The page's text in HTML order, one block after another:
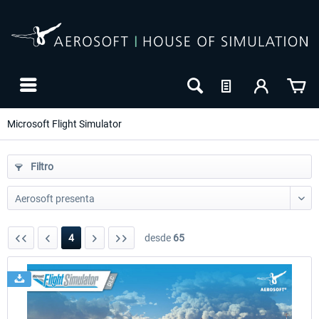
Microsoft Flight Simulator
24h FREE
Filtro
4 desde 65